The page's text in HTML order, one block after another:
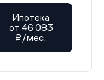
Ипотека
от 46 083
₽/мес.